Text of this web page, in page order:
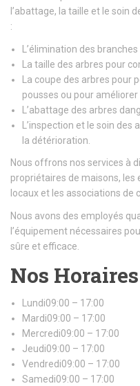
l’abattage, la taille et le soin
:
L’élimination des
La taille des arbres pour
La coupe des arbres pour
pousses ou pour
L’abattage des arbres
L’inspection et le soin
la détérioration.
Nous offrons nos services à
propriétaires de maisons,
locaux et les associations de
Nous avons des employés
l’équipement nécessaires
sûre et efficace.
Nos Horaires
Lundi09:00 – 17:00
Mardi09:00 – 17:00
Mercredi09:00 – 17:00
Jeudi09:00 – 17:00
Vendredi09:00 – 17:00
Samedi09:00 – 17:00